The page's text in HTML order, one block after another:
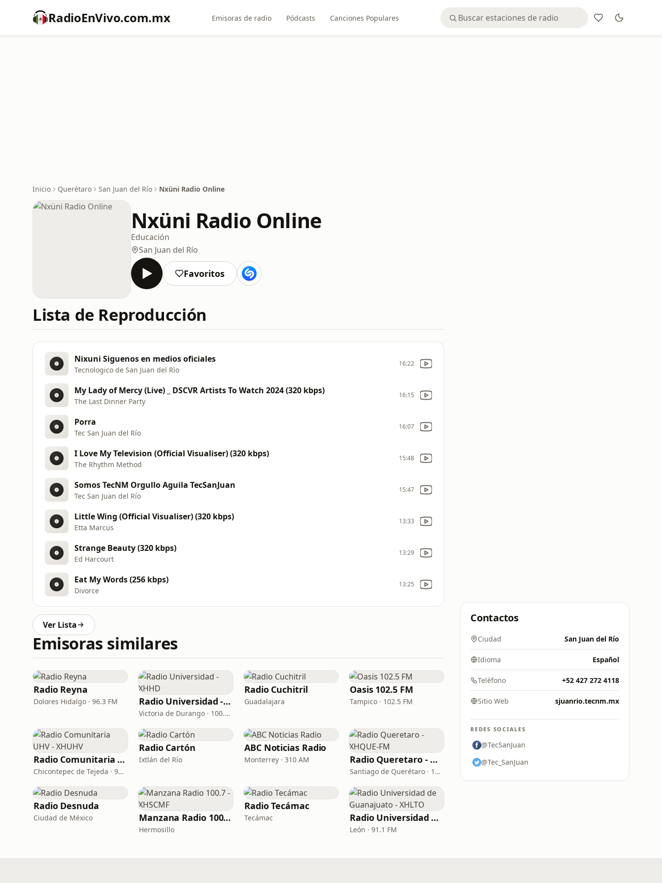
RadioEnVivo.com.mx Emisoras de radio Pódcasts Canciones Populares
Inicio Querétaro San Juan del Río Nxüni Radio Online
Nxüni Radio Online
Educación
San Juan del Río
Favoritos
Lista de Reproducción
Nixuni Siguenos en medios oficiales
Tecnologico de San Juan del Rìo
16:22
My Lady of Mercy (Live) _ DSCVR Artists To Watch 2024 (320 kbps)
The Last Dinner Party
16:15
Porra
Tec San Juan del Río
16:07
I Love My Television (Official Visualiser) (320 kbps)
The Rhythm Method
15:48
Somos TecNM Orgullo Aguila TecSanJuan
Tec San Juan del Río
15:47
Little Wing (Official Visualiser) (320 kbps)
Etta Marcus
13:33
Strange Beauty (320 kbps)
Ed Harcourt
13:29
Eat My Words (256 kbps)
Divorce
13:25
Ver Lista
Emisoras similares
Radio Reyna
Dolores Hidalgo · 96.3 FM Radio Universidad - XHHD
Victoria de Durango · 100.5 FM
Radio Cuchitril
Guadalajara
Oasis 102.5 FM
Tampico · 102.5 FM
Radio Comunitaria UHV - XHUHV
Chicontepec de Tejeda · 97.9 FM
Radio Cartón
Ixtlán del Río
ABC Noticias Radio
Monterrey · 310 AM Radio Queretaro - XHQUE-FM
Santiago de Querétaro · 100.3 FM
Radio Desnuda
Ciudad de México Manzana Radio 100.7 - XHSCMF
Hermosillo
Radio Tecámac
Tecámac Radio Universidad de Guanajuato - XHLTO
León · 91.1 FM
Contactos
Ciudad San Juan del Río
Idioma Español
Teléfono +52 427 272 4118
Sitio Web sjuanrio.tecnm.mx
REDES SOCIALES
@TecSanJuan
@Tec_SanJuan